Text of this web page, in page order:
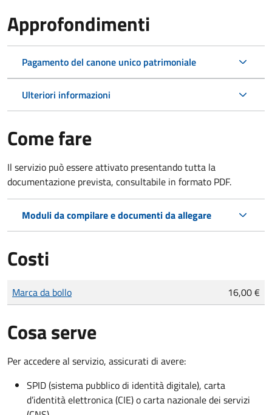
Approfondimenti
Pagamento del canone unico patrimoniale
Ulteriori informazioni
Come fare
Il servizio può essere attivato presentando tutta la
documentazione prevista, consultabile in formato PDF.
Moduli da compilare e documenti da allegare
Costi
Tipo di pagamento
Importo
Marca da bollo 16,00 €
Cosa serve
Per accedere al servizio, assicurati di avere:
SPID (sistema pubblico di identità digitale), carta
d’identità elettronica (CIE) o carta nazionale dei servizi